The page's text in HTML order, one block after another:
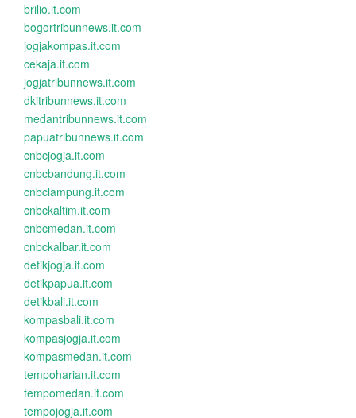
brilio.it.com
bogortribunnews.it.com
jogjakompas.it.com
cekaja.it.com
jogjatribunnews.it.com
dkitribunnews.it.com
medantribunnews.it.com
papuatribunnews.it.com
cnbcjogja.it.com
cnbcbandung.it.com
cnbclampung.it.com
cnbckaltim.it.com
cnbcmedan.it.com
cnbckalbar.it.com
detikjogja.it.com
detikpapua.it.com
detikbali.it.com
kompasbali.it.com
kompasjogja.it.com
kompasmedan.it.com
tempoharian.it.com
tempomedan.it.com
tempojogja.it.com